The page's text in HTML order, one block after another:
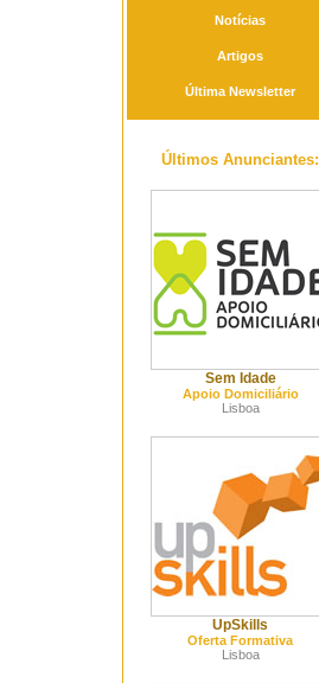
Notícias
Artigos
Última Newsletter
Últimos Anunciantes:
Sem Idade
Apoio Domiciliário
Lisboa
UpSkills
Oferta Formativa
Lisboa